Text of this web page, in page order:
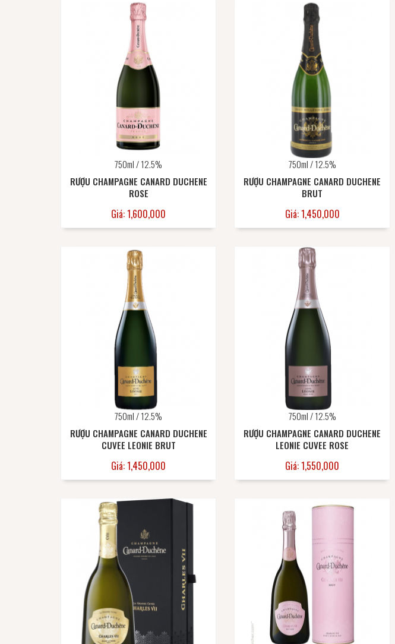
750ml / 12.5%
RƯỢU CHAMPAGNE CANARD DUCHENE
ROSE
Giá: 1,600,000
750ml / 12.5%
RƯỢU CHAMPAGNE CANARD DUCHENE
BRUT
Giá: 1,450,000
750ml / 12.5%
RƯỢU CHAMPAGNE CANARD DUCHENE
CUVEE LEONIE BRUT
Giá: 1,450,000
750ml / 12.5%
RƯỢU CHAMPAGNE CANARD DUCHENE
LEONIE CUVEE ROSE
Giá: 1,550,000